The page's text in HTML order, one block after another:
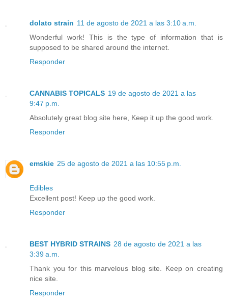
dolato strain 11 de agosto de 2021 a las 3:10 a.m.
Wonderful work! This is the type of information that is
supposed to be shared around the internet.
Responder
CANNABIS TOPICALS 19 de agosto de 2021 a las
9:47 p.m.
Absolutely great blog site here, Keep it up the good work.
Responder
emskie 25 de agosto de 2021 a las 10:55 p.m.
Edibles
Excellent post! Keep up the good work.
Responder
BEST HYBRID STRAINS 28 de agosto de 2021 a las
3:39 a.m.
Thank you for this marvelous blog site. Keep on creating
nice site.
Responder